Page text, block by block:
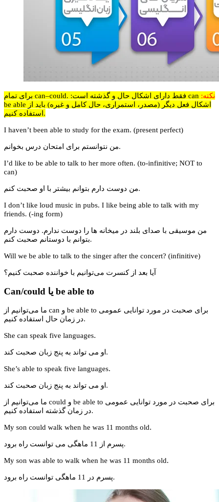
نکته: can فقط دارای اشکال حال و گذشته است: .can–could برای تمام
اشکال فعل دیگر (مصدر، استمراری، حال کامل و غیره) باید از be able
استفاده کنیم.
I haven’t been able to study for the exam. (present perfect)
من نتوانستم برای امتحان درس بخوانم.
I’d like to be able to talk to her more often. (to-infinitive; NOT to
can)
من دوست دارم بتوانم بیشتر با او صحبت کنم.
I don’t like loud music in pubs. I like being able to talk with my
friends. (-ing form)
من موسیقی با صدای بلند در میخانه ها را دوست ندارم. دوست دارم
بتوانم با دوستانم صحبت کنم.
Will we be able to talk to the singer after the concert? (infinitive)
آیا بعد از کنسرت می‌توانیم با خواننده صحبت کنیم؟
Can/could یا be able to
ما می‌توانیم از can و be able to برای صحبت در مورد توانایی عمومی
در زمان حال استفاده کنیم.
She can speak five languages.
او می تواند به پنج زبان صحبت کند.
She’s able to speak five languages.
او می تواند به پنج زبان صحبت کند.
ما می‌توانیم از could و be able to برای صحبت در مورد توانایی عمومی
در زمان گذشته استفاده کنیم.
My son could walk when he was 11 months old.
پسرم از 11 ماهگی می توانست راه برود.
My son was able to walk when he was 11 months old.
پسرم در 11 ماهگی توانست راه برود.